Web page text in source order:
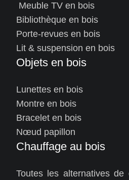
Meuble TV en bois
Bibliothèque en bois
Porte-revues en bois
Lit & suspension en bois
Objets en bois
Lunettes en bois
Montre en bois
Bracelet en bois
Nœud papillon
Chauffage au bois
Toutes les alternatives